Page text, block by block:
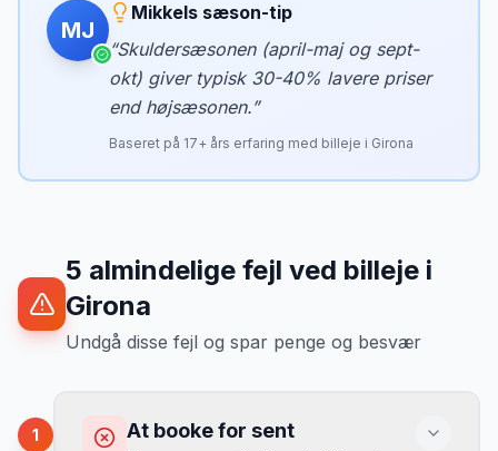
MJ
Mikkels sæson-tip
“Skuldersæsonen (april-maj og sept-
okt) giver typisk 30-40% lavere priser
end højsæsonen.”
Baseret på 17+ års erfaring med billeje i Girona
5 almindelige fejl ved billeje i
Girona
Undgå disse fejl og spar penge og besvær
1 At booke for sent